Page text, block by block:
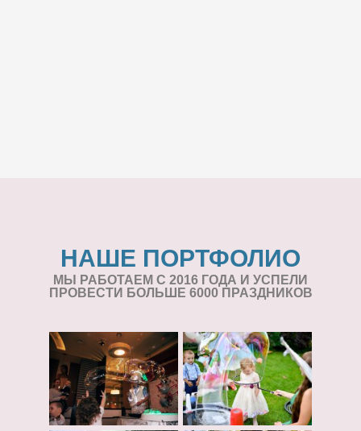
НАШЕ ПОРТФОЛИО
МЫ РАБОТАЕМ С 2016 ГОДА И УСПЕЛИ
ПРОВЕСТИ БОЛЬШЕ 6000 ПРАЗДНИКОВ